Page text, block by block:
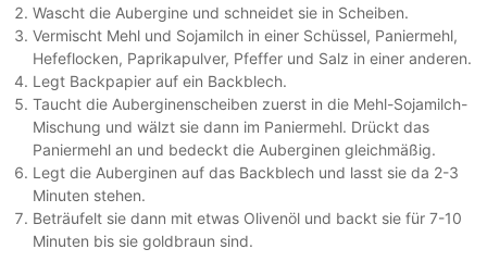
Wascht die Aubergine und schneidet sie in Scheiben.
Vermischt Mehl und Sojamilch in einer Schüssel, Paniermehl,
Hefeflocken, Paprikapulver, Pfeffer und Salz in einer anderen.
Legt Backpapier auf ein Backblech.
Taucht die Auberginenscheiben zuerst in die Mehl-Sojamilch-
Mischung und wälzt sie dann im Paniermehl. Drückt das
Paniermehl an und bedeckt die Auberginen gleichmäßig.
Legt die Auberginen auf das Backblech und lasst sie da 2-3
Minuten stehen.
Beträufelt sie dann mit etwas Olivenöl und backt sie für 7-10
Minuten bis sie goldbraun sind.